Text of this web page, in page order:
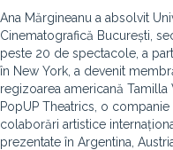
Ana Mărgineanu a absolvit
Cinematografică București,
peste 20 de spectacole, a
în New York, a devenit
regizoarea americană
PopUP Theatrics, o
colaborări artistice
prezentate în Argentina,